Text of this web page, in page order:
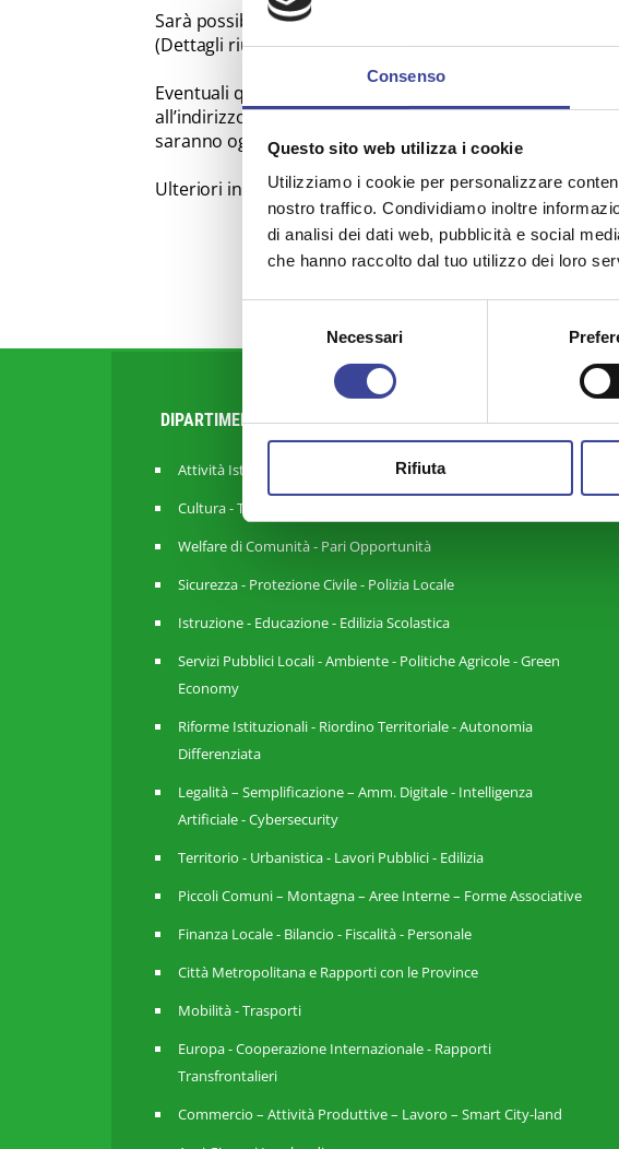
Consenso
Questo sito web utilizza i cookie
Utilizziamo i cookie per personalizzare
nostro traffico. Condividiamo inoltre
di analisi dei dati web, pubblicità e social
che hanno raccolto dal tuo utilizzo dei loro
Necessari
Rifiuta
Sarà possibile partecipare attraverso
(Dettagli riunione Teams: ID riunione: 393 737 717 936 -
Eventuali quesiti di interesse relativi all’oggetto del
all’indirizzosportello@anci.lombardia.itentro la
saranno oggetto di approfondimento durante la
Ulteriori informazioni disponibili nell'allegato.
DIPARTIMENTI
Attività Istituzionale ANCI Lombardia
Cultura - Turismo - Sport - Politiche Giovanili
Welfare di Comunità - Pari Opportunità
Sicurezza - Protezione Civile - Polizia Locale
Istruzione - Educazione - Edilizia Scolastica
Servizi Pubblici Locali - Ambiente - Politiche Agricole - Green
Economy
Riforme Istituzionali - Riordino Territoriale - Autonomia
Differenziata
Legalità – Semplificazione – Amm. Digitale - Intelligenza
Artificiale - Cybersecurity
Territorio - Urbanistica - Lavori Pubblici - Edilizia
Piccoli Comuni – Montagna – Aree Interne – Forme Associative
Finanza Locale - Bilancio - Fiscalità - Personale
Città Metropolitana e Rapporti con le Province
Mobilità - Trasporti
Europa - Cooperazione Internazionale - Rapporti
Transfrontalieri
Commercio – Attività Produttive – Lavoro – Smart City-land